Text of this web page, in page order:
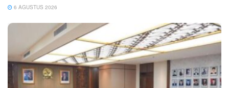
6 AGUSTUS 2026